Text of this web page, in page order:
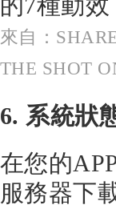
來自：
THE SHOT
6. 系統狀
在您的
服務器下